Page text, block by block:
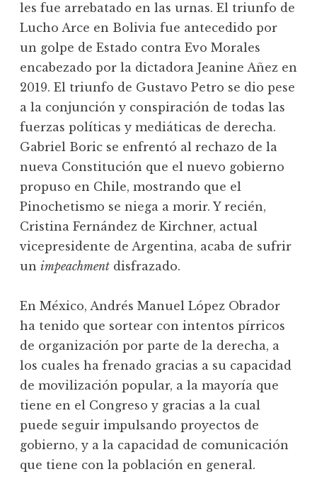
les fue arrebatado en las urnas. El triunfo de
Lucho Arce en Bolivia fue antecedido por
un golpe de Estado contra Evo Morales
encabezado por la dictadora Jeanine Añez en
2019. El triunfo de Gustavo Petro se dio pese
a la conjunción y conspiración de todas las
fuerzas políticas y mediáticas de derecha.
Gabriel Boric se enfrentó al rechazo de la
nueva Constitución que el nuevo gobierno
propuso en Chile, mostrando que el
Pinochetismo se niega a morir. Y recién,
Cristina Fernández de Kirchner, actual
vicepresidente de Argentina, acaba de sufrir
un impeachment disfrazado.
En México, Andrés Manuel López Obrador
ha tenido que sortear con intentos pírricos
de organización por parte de la derecha, a
los cuales ha frenado gracias a su capacidad
de movilización popular, a la mayoría que
tiene en el Congreso y gracias a la cual
puede seguir impulsando proyectos de
gobierno, y a la capacidad de comunicación
que tiene con la población en general.